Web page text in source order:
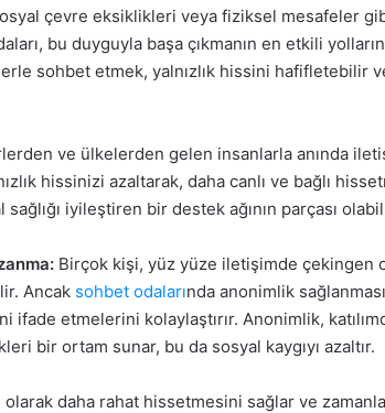
çevre eksiklikleri veya fiziksel mesafeler
bu duyguyla başa çıkmanın en etkili
sohbet etmek, yalnızlık hissini hafifletebilir
ve ülkelerden gelen insanlarla anında
hissinizi azaltarak, daha canlı ve bağlı
iyileştiren bir destek ağının parçası
Birçok kişi, yüz yüze iletişimde çekingen
Ancak sohbet odalarında anonimlik
etmelerini kolaylaştırır. Anonimlik,
bir ortam sunar, bu da sosyal kaygıyı azaltır.
daha rahat hissetmesini sağlar ve